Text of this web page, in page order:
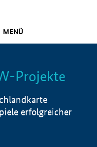
MENÜ
Info
Projekte
erfolgreicher